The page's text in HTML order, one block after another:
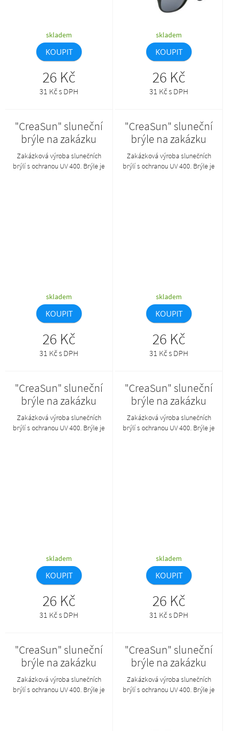
skladem
KOUPIT
26 Kč
31 Kč s DPH
skladem
KOUPIT
26 Kč
31 Kč s DPH
"CreaSun" sluneční
brýle na zakázku
Zakázková výroba slunečních
brýlí s ochranou UV 400. Brýle je
skladem
KOUPIT
26 Kč
31 Kč s DPH
"CreaSun" sluneční
brýle na zakázku
Zakázková výroba slunečních
brýlí s ochranou UV 400. Brýle je
skladem
KOUPIT
26 Kč
31 Kč s DPH
"CreaSun" sluneční
brýle na zakázku
Zakázková výroba slunečních
brýlí s ochranou UV 400. Brýle je
skladem
KOUPIT
26 Kč
31 Kč s DPH
"CreaSun" sluneční
brýle na zakázku
Zakázková výroba slunečních
brýlí s ochranou UV 400. Brýle je
skladem
KOUPIT
26 Kč
31 Kč s DPH
"CreaSun" sluneční
brýle na zakázku
Zakázková výroba slunečních
brýlí s ochranou UV 400. Brýle je
"CreaSun" sluneční
brýle na zakázku
Zakázková výroba slunečních
brýlí s ochranou UV 400. Brýle je